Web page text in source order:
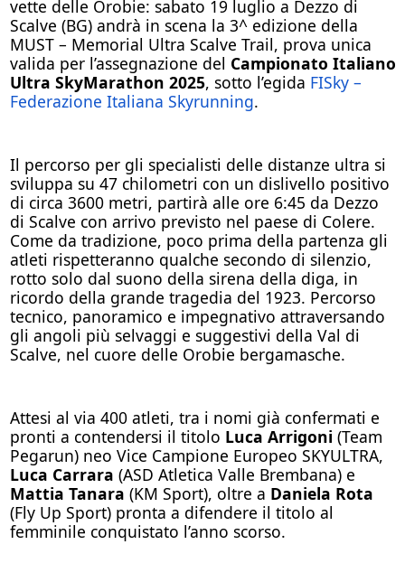
vette delle Orobie: sabato 19 luglio a Dezzo di
Scalve (BG) andrà in scena la 3^ edizione della
MUST – Memorial Ultra Scalve Trail, prova unica
valida per l’assegnazione del Campionato Italiano
Ultra SkyMarathon 2025, sotto l’egida FISky –
Federazione Italiana Skyrunning.
Il percorso per gli specialisti delle distanze ultra si
sviluppa su 47 chilometri con un dislivello positivo
di circa 3600 metri, partirà alle ore 6:45 da Dezzo
di Scalve con arrivo previsto nel paese di Colere.
Come da tradizione, poco prima della partenza gli
atleti rispetteranno qualche secondo di silenzio,
rotto solo dal suono della sirena della diga, in
ricordo della grande tragedia del 1923. Percorso
tecnico, panoramico e impegnativo attraversando
gli angoli più selvaggi e suggestivi della Val di
Scalve, nel cuore delle Orobie bergamasche.
Attesi al via 400 atleti, tra i nomi già confermati e
pronti a contendersi il titolo Luca Arrigoni (Team
Pegarun) neo Vice Campione Europeo SKYULTRA,
Luca Carrara (ASD Atletica Valle Brembana) e
Mattia Tanara (KM Sport), oltre a Daniela Rota
(Fly Up Sport) pronta a difendere il titolo al
femminile conquistato l’anno scorso.